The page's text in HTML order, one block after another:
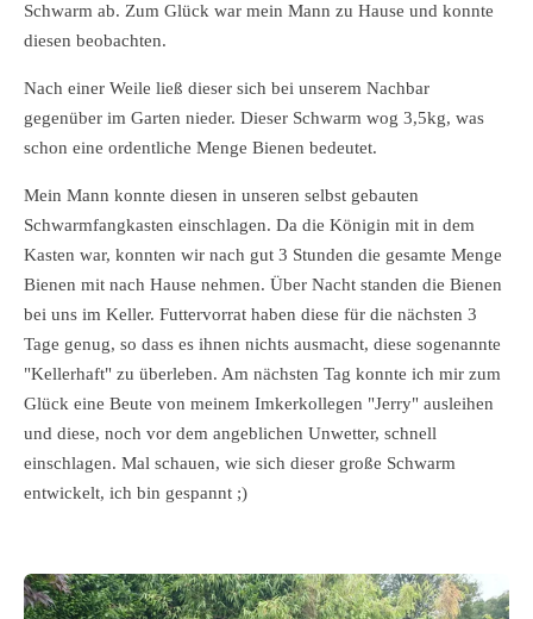
Schwarm ab. Zum Glück war mein Mann zu Hause und konnte
diesen beobachten.
Nach einer Weile ließ dieser sich bei unserem Nachbar
gegenüber im Garten nieder. Dieser Schwarm wog 3,5kg, was
schon eine ordentliche Menge Bienen bedeutet.
Mein Mann konnte diesen in unseren selbst gebauten
Schwarmfangkasten einschlagen. Da die Königin mit in dem
Kasten war, konnten wir nach gut 3 Stunden die gesamte Menge
Bienen mit nach Hause nehmen. Über Nacht standen die Bienen
bei uns im Keller. Futtervorrat haben diese für die nächsten 3
Tage genug, so dass es ihnen nichts ausmacht, diese sogenannte
"Kellerhaft" zu überleben. Am nächsten Tag konnte ich mir zum
Glück eine Beute von meinem Imkerkollegen "Jerry" ausleihen
und diese, noch vor dem angeblichen Unwetter, schnell
einschlagen. Mal schauen, wie sich dieser große Schwarm
entwickelt, ich bin gespannt ;)